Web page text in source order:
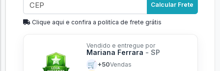
Calcular Frete
Clique aqui e confira a politíca de frete grátis
Vendido e entregue por
Mariana Ferrara - SP
🛒 +50Vendas